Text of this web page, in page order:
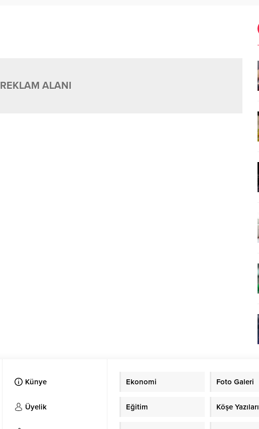
REKLAM ALANI
Künye
Üyelik
Ekonomi Foto Galeri
Eğitim Köşe Yazıları